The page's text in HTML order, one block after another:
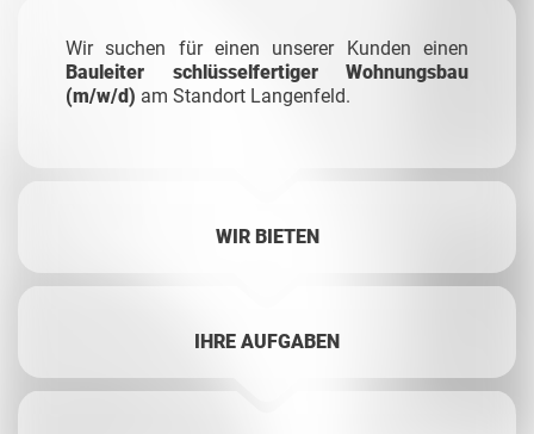
Wir suchen für einen unserer Kunden einen
Bauleiter schlüsselfertiger Wohnungsbau
(m/w/d) am Standort Langenfeld.
WIR BIETEN
IHRE AUFGABEN